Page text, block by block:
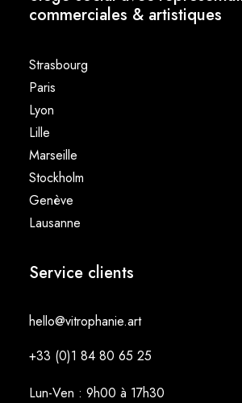
commerciales & artistiques
Strasbourg
Paris
Lyon
Lille
Marseille
Stockholm
Genève
Lausanne
Service clients
hello@vitrophanie.art
+33 (0)1 84 80 65 25
Lun-Ven : 9h00 à 17h30